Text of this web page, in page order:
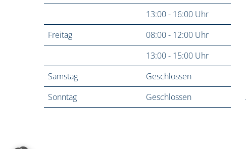
13:00 - 16:00 Uhr
Freitag
08:00 - 12:00 Uhr
13:00 - 15:00 Uhr
Samstag
Geschlossen
Sonntag
Geschlossen